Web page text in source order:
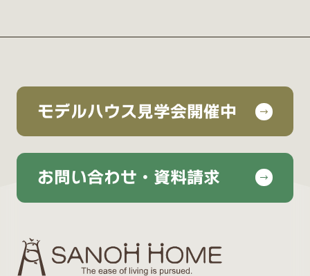
モデルハウス見学会開催中
お問い合わせ・資料請求